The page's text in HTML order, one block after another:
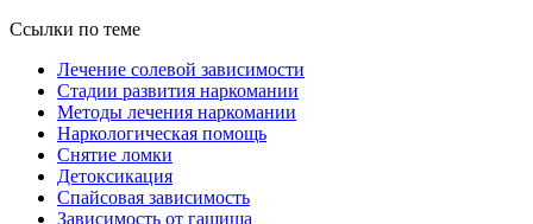
Ссылки по теме
Лечение солевой зависимости
Стадии развития наркомании
Методы лечения наркомании
Наркологическая помощь
Снятие ломки
Детоксикация
Спайсовая зависимость
Зависимость от гашиша